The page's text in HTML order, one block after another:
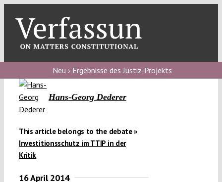
content
blog
Verfassungs
debate
Neu › Ergebnisse des Justiz-Projekts
Hans-Georg Dederer
This article belongs to the debate »
Investitionsschutz im TTIP in der
Kritik
16 April 2014